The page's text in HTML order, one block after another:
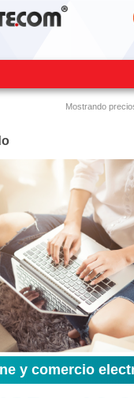
Mostrando
y comercio